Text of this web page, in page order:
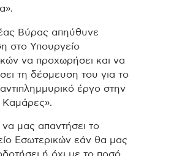
Βύρας απηύθυνε
στο Υπουργείο
να προχωρήσει και να
τη δέσμευση του για το
έργο στην
Καμάρες».
να μας απαντήσει το
Εσωτερικών εάν θα μας